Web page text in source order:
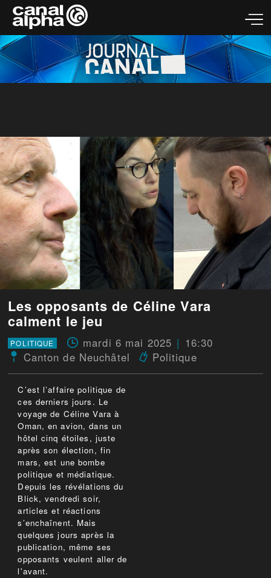
Les opposants de Céline Vara
calment le jeu
POLITIQUE mardi 6 mai 2025
16:30
Canton de Neuchâtel
Politique
C’est l’affaire politique de
ces derniers jours. Le
voyage de Céline Vara à
Oman, en avion, dans un
hôtel cinq étoiles, juste
après son élection, fin
mars, est une bombe
politique et médiatique.
Depuis les révélations du
Blick, vendredi soir,
articles et réactions
s’enchaînent. Mais
quelques jours après la
publication, même ses
opposants veulent aller de
l'avant.